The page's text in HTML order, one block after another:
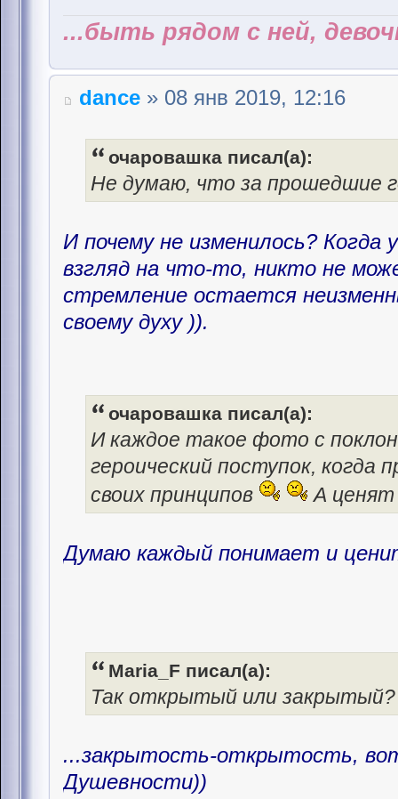
...быть рядом с ней,
dance » 08 янв 2019, 12:16
очаровашка писал(а):
Не думаю, что за прошедшие
И почему не изменилось? Когда
взгляд на что-то, никто не
стремление остается
своему духу )).
очаровашка писал(а):
И каждое такое фото с
героический поступок,
своих принципов
А ценят
Думаю каждый понимает и
Maria_F писал(а):
Так открытый или закрытый?
...закрытость-открытость,
Душевности))